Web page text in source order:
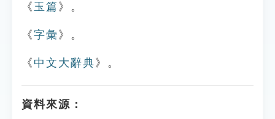
《 玉篇 》。
《字彙 》。
《 中文大辭典 》。
資料來源：